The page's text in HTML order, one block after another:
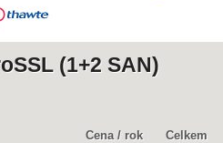
(1+2 SAN)
Cena / rok Celkem